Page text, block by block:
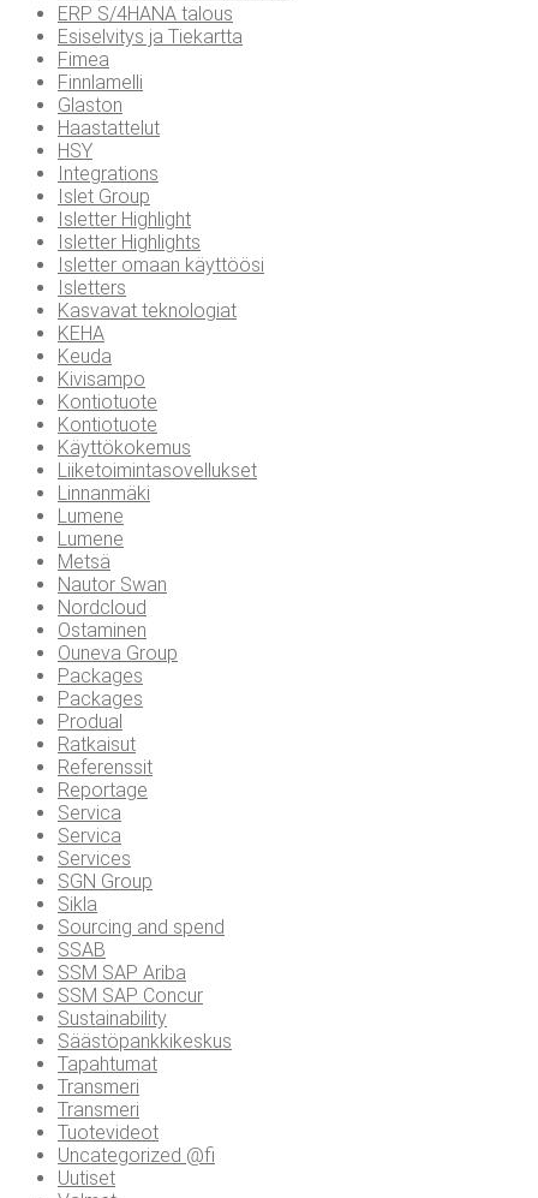
ERP S/4HANA talous
Esiselvitys ja Tiekartta
Fimea
Finnlamelli
Glaston
Haastattelut
HSY
Integrations
Islet Group
Isletter Highlight
Isletter Highlights
Isletter omaan käyttöösi
Isletters
Kasvavat teknologiat
KEHA
Keuda
Kivisampo
Kontiotuote
Kontiotuote
Käyttökokemus
Liiketoimintasovellukset
Linnanmäki
Lumene
Lumene
Metsä
Nautor Swan
Nordcloud
Ostaminen
Ouneva Group
Packages
Packages
Produal
Ratkaisut
Referenssit
Reportage
Servica
Servica
Services
SGN Group
Sikla
Sourcing and spend
SSAB
SSM SAP Ariba
SSM SAP Concur
Sustainability
Säästöpankkikeskus
Tapahtumat
Transmeri
Transmeri
Tuotevideot
Uncategorized @fi
Uutiset